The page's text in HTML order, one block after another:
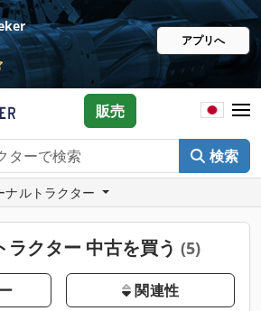
アプリへ
検索
販売
ルトラクター
ラクター 中古を買う (5)
関連性